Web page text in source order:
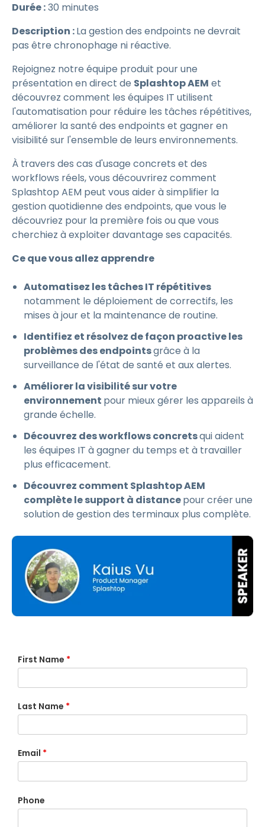
Durée :30 minutes
Description :La gestion des endpoints ne devrait
pas être chronophage ni réactive.
Rejoignez notre équipe produit pour une
présentation en direct de Splashtop AEM et
découvrez comment les équipes IT utilisent
l'automatisation pour réduire les tâches répétitives,
améliorer la santé des endpoints et gagner en
visibilité sur l'ensemble de leurs environnements.
À travers des cas d'usage concrets et des
workflows réels, vous découvrirez comment
Splashtop AEM peut vous aider à simplifier la
gestion quotidienne des endpoints, que vous le
découvriez pour la première fois ou que vous
cherchiez à exploiter davantage ses capacités.
Ce que vous allez apprendre
Automatisez les tâches IT répétitives
notamment le déploiement de correctifs, les
mises à jour et la maintenance de routine.
Identifiez et résolvez de façon proactive les
problèmes des endpointsgrâce à la
surveillance de l'état de santé et aux alertes.
Améliorer la visibilité sur votre
environnement pour mieux gérer les appareils à
grande échelle.
Découvrez des workflows concretsqui aident
les équipes IT à gagner du temps et à travailler
plus efficacement.
Découvrez comment Splashtop AEM
complète le support à distancepour créer une
solution de gestion des terminaux plus complète.
First Name *
Last Name *
Email *
Phone